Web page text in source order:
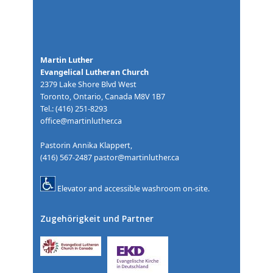
Martin Luther
Evangelical Lutheran Church
2379 Lake Shore Blvd West
Toronto, Ontario, Canada M8V 1B7
Tel.: (416) 251-8293
office@martinluther.ca
Pastorin Annika Klappert,
(416) 567-2487 pastor@martinluther.ca
Elevator and accessible washroom on-site.
Zugehörigkeit und Partner